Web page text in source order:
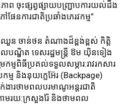
ាព​ ចុះផ្សព្វផ្សាយ​បញ្ជ្រាប​ការ​យល់​ដឹង​
ផែនការជាតិប្រឆាំងភេរវកម្ម”
ឈួន​ ចាន់ថន​ តំណាងដ៏ខ្ពង់ខ្ពស់ កិត្តិ
ណ្ឌិត ទេសរដ្ឋមន្ត្រី ឱម យ៉ិនទៀង
កម្មពិធីប្រគល់ទទួលសម្ភារ:​រាវរកសារ
ម្ម​ និង​នុយក្លេអ៊ែរ​ (Backpage)
ងារថាមពលបរមាណូអន្តរជាតិ
ាមរយ:ក្រសួងរ៉ែ និងថាមពល​